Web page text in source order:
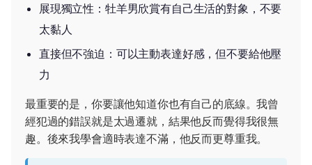
展現獨立性：牡羊男欣賞有自己生活的對象，不要
太黏人
直接但不強迫：可以主動表達好感，但不要給他壓
力
最重要的是，你要讓他知道你也有自己的底線。我曾
經犯過的錯誤就是太過遷就，結果他反而覺得我很無
趣。後來我學會適時表達不滿，他反而更尊重我。